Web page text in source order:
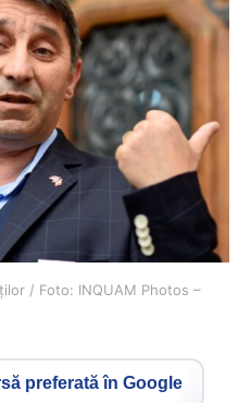
/ Foto: INQUAM Photos –
preferată în Google